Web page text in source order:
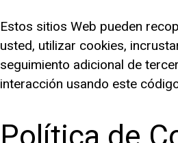
Estos sitios Web pueden
usted, utilizar cookies,
seguimiento adicional de
interacción usando este